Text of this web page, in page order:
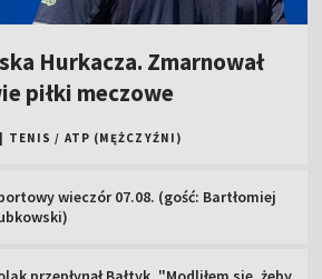
Hurkacza. Zmarnował
piłki meczowe
TENIS / ATP (MĘŻCZYŹNI)
wieczór 07.08. (gość: Bartłomiej